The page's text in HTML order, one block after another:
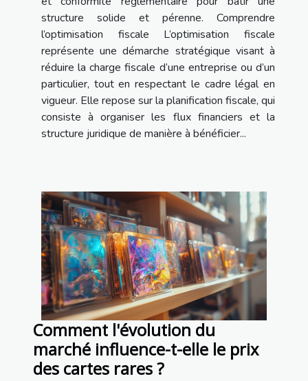
structure solide et pérenne. Comprendre
l’optimisation fiscale L’optimisation fiscale
représente une démarche stratégique visant à
réduire la charge fiscale d’une entreprise ou d’un
particulier, tout en respectant le cadre légal en
vigueur. Elle repose sur la planification fiscale, qui
consiste à organiser les flux financiers et la
structure juridique de manière à bénéficier...
Comment l'évolution du
marché influence-t-elle le prix
des cartes rares ?